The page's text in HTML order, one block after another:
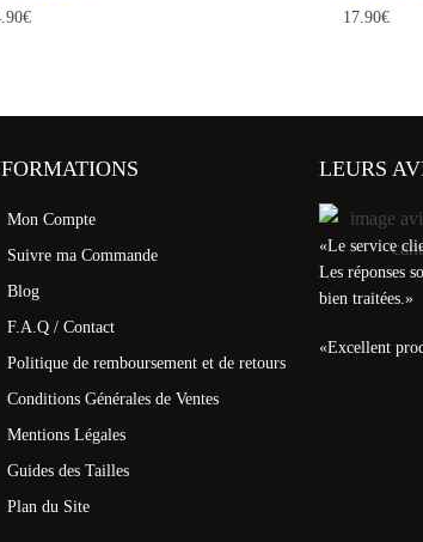
€ 17.90€
Mon Compte
Suivre ma Commande
Blog
F.A.Q / Contact
Politique de remboursement et de retours
Conditions Générales de Ventes
Mentions Légales
Guides des Tailles
Plan du Site
LEURS
«Le service
Les réponses
bien traitées. »
«Excellent